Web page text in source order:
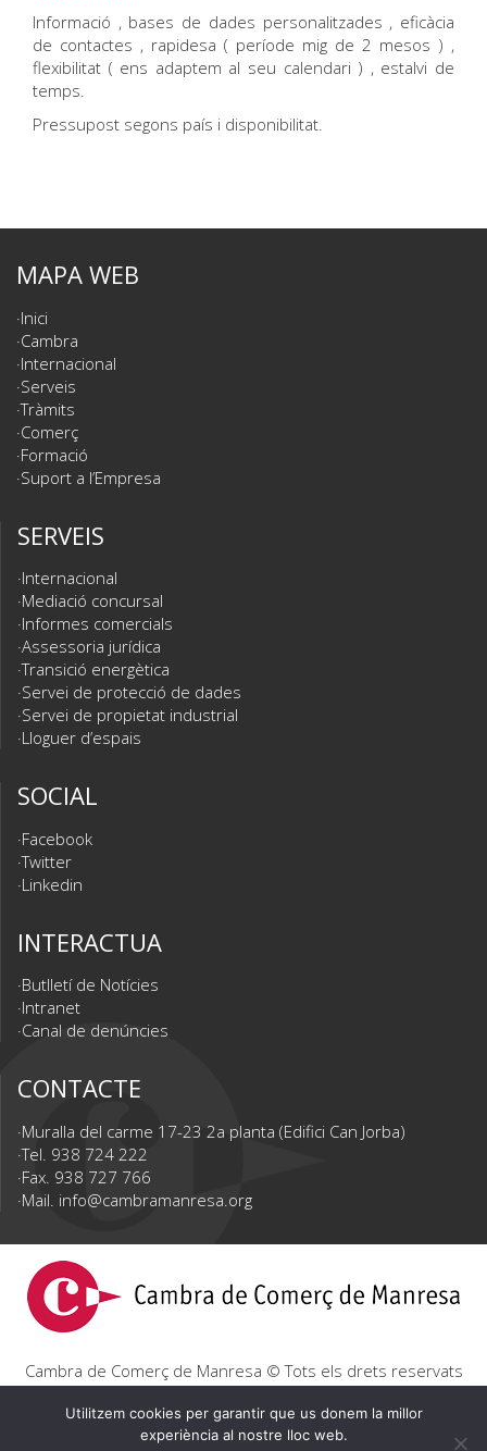
Informació , bases de dades personalitzades , eficàcia
de contactes , rapidesa ( període mig de 2 mesos ) ,
flexibilitat ( ens adaptem al seu calendari ) , estalvi de
temps.
Pressupost segons país i disponibilitat.
MAPA WEB
Inici
Cambra
Internacional
Serveis
Tràmits
Comerç
Formació
Suport a l’Empresa
SERVEIS
Internacional
Mediació concursal
Informes comercials
Assessoria jurídica
Transició energètica
Servei de protecció de dades
Servei de propietat industrial
Lloguer d’espais
SOCIAL
Facebook
Twitter
Linkedin
INTERACTUA
Butlletí de Notícies
Intranet
Canal de denúncies
CONTACTE
Muralla del carme 17-23 2a planta (Edifici Can Jorba)
Tel. 938 724 222
Fax. 938 727 766
Mail. info@cambramanresa.org
Cambra de Comerç de Manresa © Tots els drets reservats
Avís Legal Política de privacitat Política de cookies
Utilitzem cookies per garantir que us donem la millor
experiència al nostre lloc web.